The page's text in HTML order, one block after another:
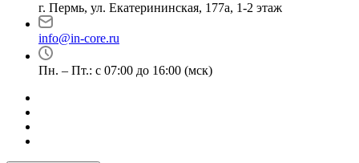
г. Пермь, ул. ​Екатерининская, 177а, ​1-2 этаж
info@in-core.ru
Пн. – Пт.: с 07:00 до 16:00 (мск)